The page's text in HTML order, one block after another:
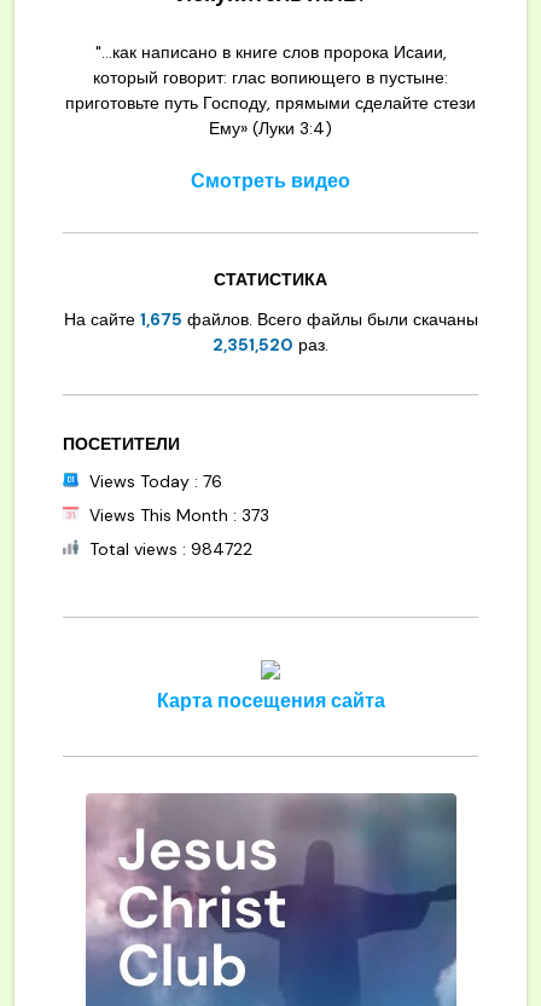
"...как написано в книге слов пророка Исаии,
который говорит: глас вопиющего в пустыне:
приготовьте путь Господу, прямыми сделайте стези
Ему» (Луки 3:4)
Смотреть видео
СТАТИСТИКА
На сайте 1,675 файлов. Всего файлы были скачаны
2,351,520 раз.
ПОСЕТИТЕЛИ
Views Today : 76
Views This Month : 373
Total views : 984722
Карта посещения сайта